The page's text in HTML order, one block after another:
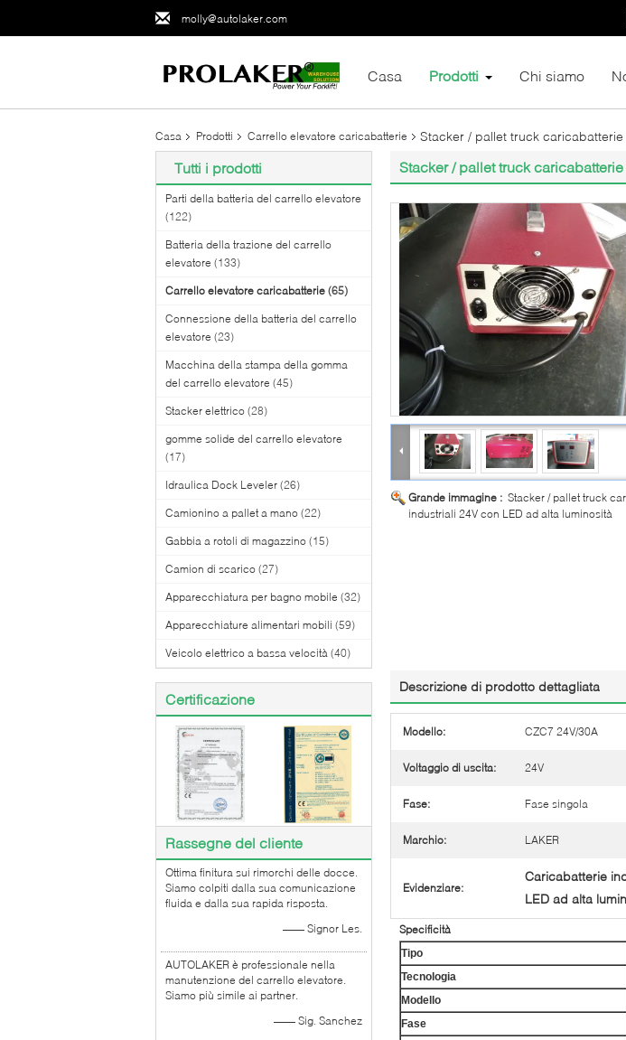
molly@autolaker.com
Casa Prodotti Chi siamo
Casa Prodotti Carrello elevatore caricabatterie Stacker / pallet truck
Tutti i prodotti
Parti della batteria del carrello elevatore
(122)
Batteria della trazione del carrello
elevatore (133)
Carrello elevatore caricabatterie (65)
Connessione della batteria del carrello
elevatore (23)
Macchina della stampa della gomma
del carrello elevatore (45)
Stacker elettrico (28)
gomme solide del carrello elevatore
(17)
Idraulica Dock Leveler (26)
Camionino a pallet a mano (22)
Gabbia a rotoli di magazzino (15)
Camion di scarico (27)
Apparecchiatura per bagno mobile (32)
Apparecchiature alimentari mobili (59)
Veicolo elettrico a bassa velocità (40)
Certificazione
Rassegne del cliente
Ottima finitura sui rimorchi delle docce.
Siamo colpiti dalla sua comunicazione
fluida e dalla sua rapida risposta.
—— Signor Les.
AUTOLAKER è professionale nella
manutenzione del carrello elevatore.
Siamo più simile ai partner.
—— Sig. Sanchez
Stacker / pallet truck
Grande immagine : Stacker / pallet truck
industriali 24V con LED ad alta luminosità
Descrizione di prodotto dettagliata
Modello: CZC7 24V/30A
Voltaggio di uscita: 24V
Fase: Fase singola
Marchio: LAKER
Evidenziare:
Caricabatterie
LED ad alta
Specificità
Tipo
Tecnologia
Modello
Fase